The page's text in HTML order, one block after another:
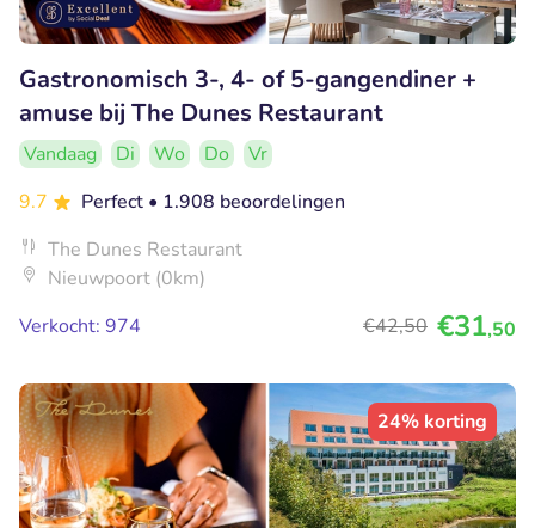
Gastronomisch 3-, 4- of 5-gangendiner +
amuse bij The Dunes Restaurant
Vandaag Di Wo Do
Vr
9.7
Perfect • 1.908 beoordelingen
The Dunes Restaurant
Nieuwpoort (0km)
Verkocht: 974
€42,50 €31,50
24% korting